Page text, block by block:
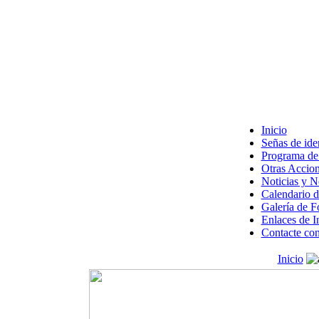
Inicio
Señas de
Programa
Otras
Noticias y
Calendario
Galería de
Enlaces de
Contacte
Inicio